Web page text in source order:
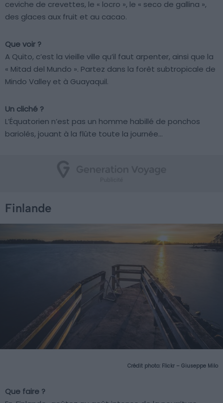
ceviche de crevettes, le « locro », le « seco de gallina »,
des glaces aux fruit et au cacao.
Que voir ?
A Quito, c’est la vieille ville qu’il faut arpenter, ainsi que la
« Mitad del Mundo ». Partez dans la forêt subtropicale de
Mindo Valley et à Guayaquil.
Un cliché ?
L’Équatorien n’est pas un homme habillé de ponchos
bariolés, jouant à la flûte toute la journée…
Finlande
Crédit photo: Flickr – Giuseppe Milo
Que faire ?